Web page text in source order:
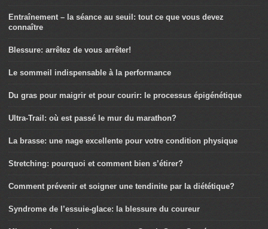
Entraînement – la séance au seuil: tout ce que vous devez
connaître
Blessure: arrêtez de vous arrêter!
Le sommeil indispensable à la performance
Du gras pour maigrir et pour courir: le processus épigénétique
Ultra-Trail: où est passé le mur du marathon?
La brasse: une nage excellente pour votre condition physique
Stretching: pourquoi et comment bien s’étirer?
Comment prévenir et soigner une tendinite par la diététique?
Syndrome de l’essuie-glace: la blessure du coureur